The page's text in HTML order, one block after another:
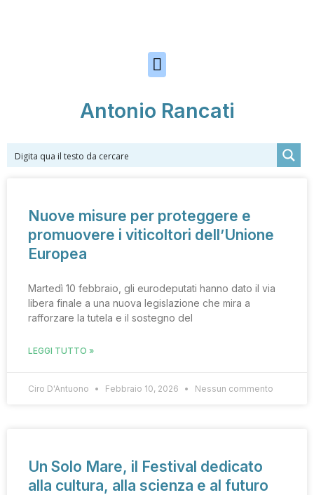
Antonio Rancati
Nuove misure per proteggere e
promuovere i viticoltori dell’Unione
Europea
Martedì 10 febbraio, gli eurodeputati hanno dato il via
libera finale a una nuova legislazione che mira a
rafforzare la tutela e il sostegno del
LEGGI TUTTO »
Ciro D'Antuono Febbraio 10, 2026 Nessun commento
Un Solo Mare, il Festival dedicato
alla cultura, alla scienza e al futuro